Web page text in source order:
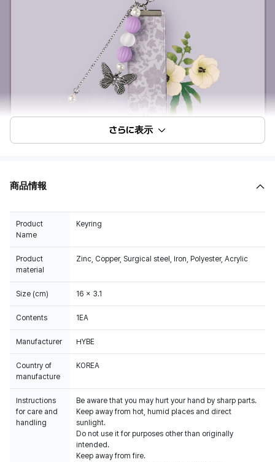
さらに表示
商品情報
Product
Name
Keyring
Product
material
Zinc, Copper, Surgical steel, Iron, Polyester, Acrylic
Size (cm) 16 x 3.1
Contents 1EA
Manufacturer HYBE
Country of
manufacture
KOREA
Instructions
for care and
handling
Be aware that you may hurt your hand by sharp parts.
Keep away from hot, humid places and direct
sunlight.
Do not use it for purposes other than originally
intended.
Keep away from fire.